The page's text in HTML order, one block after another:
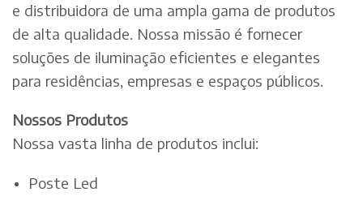
e distribuidora de uma ampla gama de produtos
de alta qualidade. Nossa missão é fornecer
soluções de iluminação eficientes e elegantes
para residências, empresas e espaços públicos.
Nossos Produtos
Nossa vasta linha de produtos inclui:
Poste Led